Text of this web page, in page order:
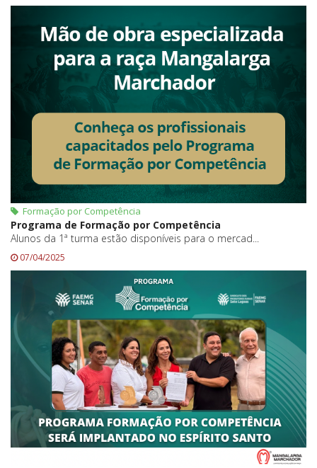
Formação por Competência
Programa de Formação por Competência
Alunos da 1ª turma estão disponíveis para o mercad...
07/04/2025